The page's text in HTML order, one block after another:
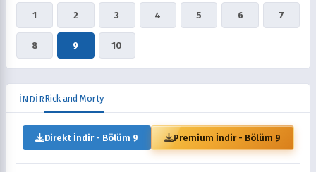
1 2 3 4 5 6 7
8 9 10
İNDİRRick and Morty
Direkt İndir - Bölüm 9 Premium İndir - Bölüm 9